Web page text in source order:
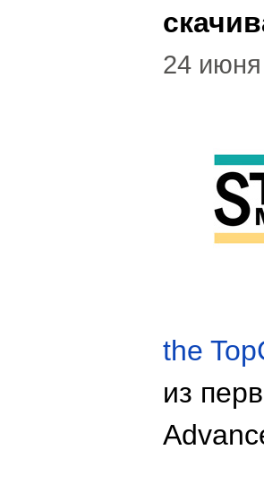
24 июня
the
из